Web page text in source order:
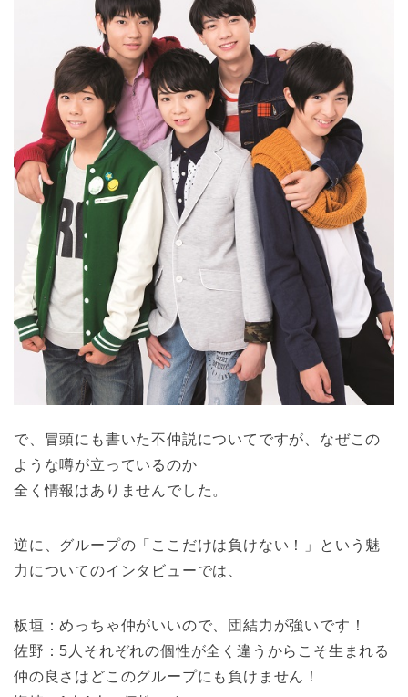
で、冒頭にも書いた不仲説についてですが、なぜこの
ような噂が立っているのか
全く情報はありませんでした。
逆に、グループの「ここだけは負けない！」という魅
力についてのインタビューでは、
板垣：めっちゃ仲がいいので、団結力が強いです！
佐野：5人それぞれの個性が全く違うからこそ生まれる
仲の良さはどこのグループにも負けません！